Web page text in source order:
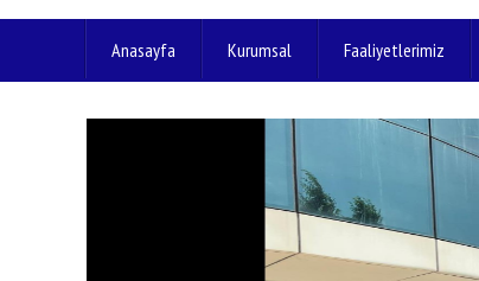
Anasayfa Kurumsal Faaliyetlerimiz